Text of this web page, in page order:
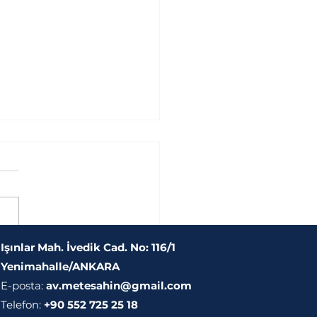
Kiracısı Tabelayı,
veya Tesisatı
Giderse Ne Yapılır?
Işınlar Mah. İvedik Cad. No: 116/1
Yenimahalle/ANKARA
E-posta: av.metesahin@gmail.com
Telefon: +90 552 725 25 18